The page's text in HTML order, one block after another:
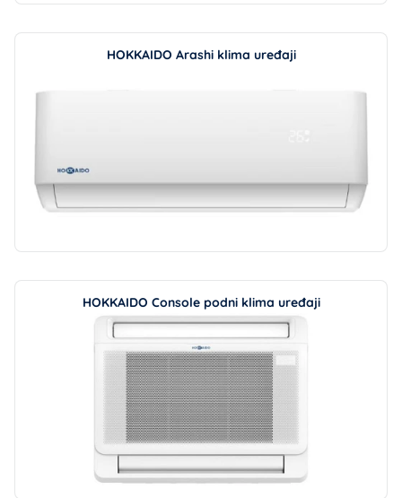
HOKKAIDO Arashi klima uređaji
HOKKAIDO Console podni klima uređaji